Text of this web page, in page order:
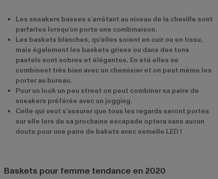
Les sneakers basses s’arrêtant au niveau de la cheville sont
parfaites lorsqu’on porte une combinaison.
Les baskets blanches, qu’elles soient en cuir ou en tissu,
mais également les baskets grises ou dans des tons
pastels sont sobres et élégantes. En été elles se
combinent très bien avec un chemisier et on peut même les
porter au bureau.
Pour un look un peu street on peut combiner sa paire de
sneakers préférée avec un jogging.
Celle qui veut s’assurer que tous les regards seront portés
sur elle lors de sa prochaine escapade optera sans aucun
doute pour une paire de bakets avec semelle LED !
Baskets pour femme tendance en 2020